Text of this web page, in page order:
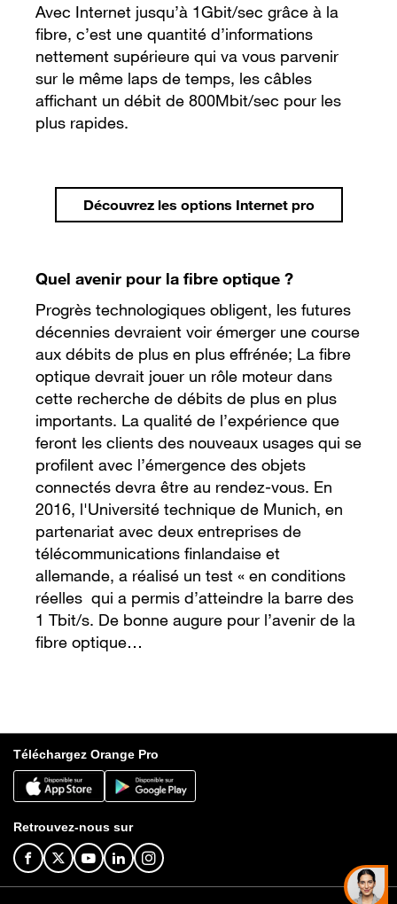
Avec Internet jusqu’à 1Gbit/sec grâce à la
fibre, c’est une quantité d’informations
nettement supérieure qui va vous parvenir
sur le même laps de temps, les câbles
affichant un débit de 800Mbit/sec pour les
plus rapides.
Découvrez les options Internet pro
Quel avenir pour la fibre optique ?
Progrès technologiques obligent, les futures
décennies devraient voir émerger une course
aux débits de plus en plus effrénée; La fibre
optique devrait jouer un rôle moteur dans
cette recherche de débits de plus en plus
importants. La qualité de l’expérience que
feront les clients des nouveaux usages qui se
profilent avec l’émergence des objets
connectés devra être au rendez-vous. En
2016, l'Université technique de Munich, en
partenariat avec deux entreprises de
télécommunications finlandaise et
allemande, a réalisé un test « en conditions
réelles qui a permis d’atteindre la barre des
1 Tbit/s. De bonne augure pour l’avenir de la
fibre optique…
Téléchargez Orange Pro
Retrouvez-nous sur